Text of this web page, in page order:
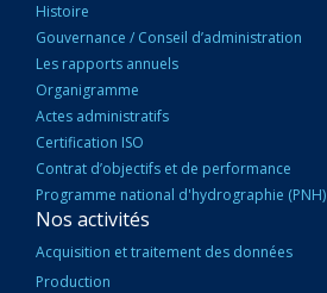
Histoire
Gouvernance / Conseil d’administration
Les rapports annuels
Organigramme
Actes administratifs
Certification ISO
Contrat d’objectifs et de performance
Programme national d'hydrographie (PNH)
Nos activités
Acquisition et traitement des données
Production